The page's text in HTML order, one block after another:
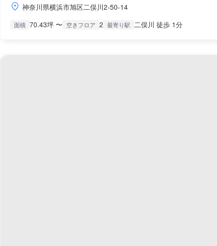
神奈川県横浜市旭区二俣川2-50-14
面積 70.43坪 〜 空きフロア 2 最寄り駅 二俣川 徒歩 1分